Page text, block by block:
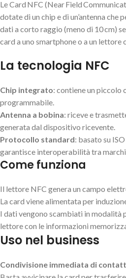
Le Card NFC (Near Field
dotate di un chip e di un’antenna che
dati a corto raggio (meno di 10 cm)
card a uno smartphone o a un lettore
La tecnologia NFC
Chip integrato: contiene un
programmabile.
Antenna a bobina: riceve e
generata dal dispositivo ricevente.
Protocollo standard: basato su
garantisce interoperabilità tra
Come funziona
Il lettore NFC genera un campo
La card viene alimentata per
I dati vengono scambiati in modalità
lettore con le informazioni
Uso nel business
Condivisione immediata di